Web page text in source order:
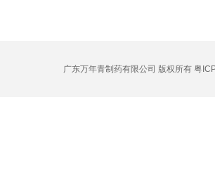
广东万年青制药有限公司 版权所有 粤